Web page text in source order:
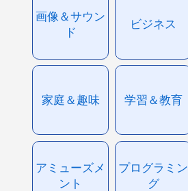
画像＆サウン
ド
ビジネス
家庭＆趣味 学習＆教育
アミューズメ
ント
プログラミン
グ